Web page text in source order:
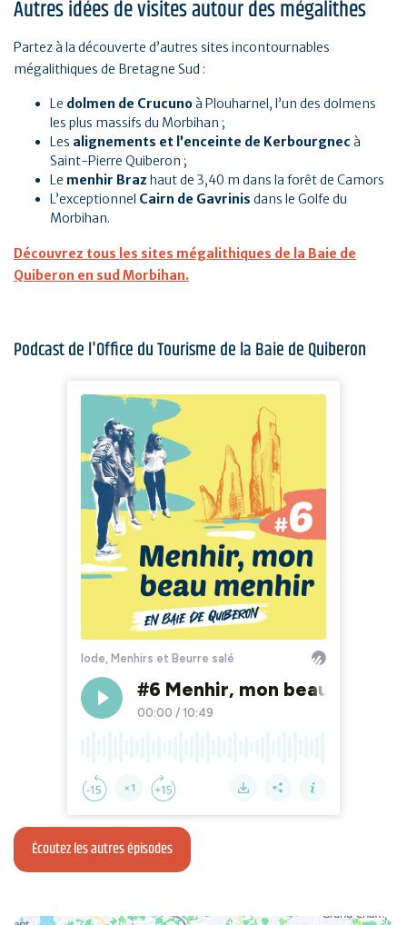
Autres idées de visites autour des mégalithes
Partez à la découverte d’autres sites incontournables
mégalithiques de Bretagne Sud :
Le dolmen de Crucunoà Plouharnel, l’un des dolmens
les plus massifs du Morbihan ;
Les alignements et l’enceinte de Kerbourgnec à
Saint-Pierre Quiberon ;
Le menhir Braz haut de 3,40 m dans la forêt de Camors
L’exceptionnel Cairn de Gavrinis dans le Golfe du
Morbihan.
Découvrez tous les sites mégalithiques de la Baie de
Quiberon en sud Morbihan.
Podcast de l'Office du Tourisme de la Baie de Quiberon
Écoutez les autres épisodes